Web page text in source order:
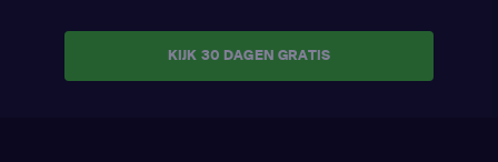
KIJK 30 DAGEN GRATIS